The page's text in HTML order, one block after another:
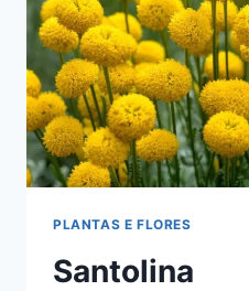
PLANTAS E FLORES
Santolina